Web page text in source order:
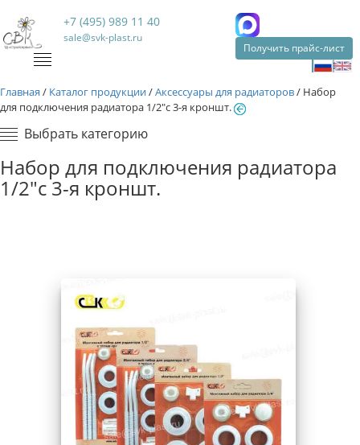
+7 (495) 989 11 40
sale@svk-plast.ru
Получить прайс-лист
Главная / Каталог продукции/Аксессуары для радиаторов/ Набор
для подключения радиатора 1/2"с 3-я кроншт.
Выбрать категорию
Набор для подключения радиатора
1/2"с 3-я кроншт.